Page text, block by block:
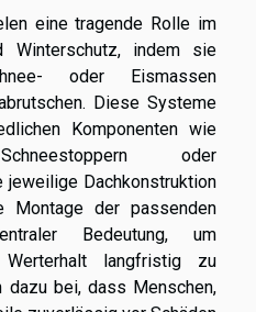
eine tragende Rolle im
Winterschutz, indem sie
oder Eismassen
Diese Systeme
Komponenten wie
oder
jeweilige Dachkonstruktion
Montage der passenden
Bedeutung, um
Werterhalt langfristig zu
dazu bei, dass Menschen,